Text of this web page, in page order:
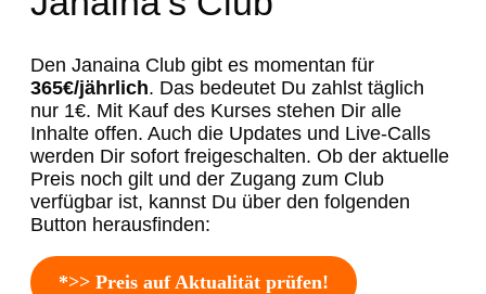
Den Janaina Club gibt es momentan für
365€/jährlich. Das bedeutet Du zahlst täglich
nur 1€. Mit Kauf des Kurses stehen Dir alle
Inhalte offen. Auch die Updates und Live-Calls
werden Dir sofort freigeschalten. Ob der aktuelle
Preis noch gilt und der Zugang zum Club
verfügbar ist, kannst Du über den folgenden
Button herausfinden:
*>> Preis auf Aktualität prüfen!